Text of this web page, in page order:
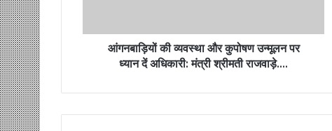
आंगनबाड़ियों की व्यवस्था और कुपोषण उन्मूलन पर
ध्यान दें अधिकारी: मंत्री श्रीमती राजवाड़े….